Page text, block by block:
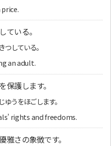
ている。
している。
an adult.
を保護します。
うをほごします。
rights and freedoms.
雅さの象徴です。